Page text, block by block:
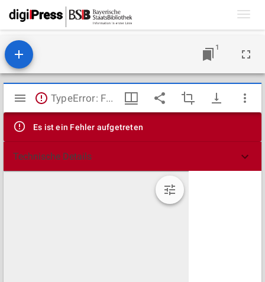
1
Mirador
Viewer
TypeError: Failed to fetch
Es ist ein Fehler aufgetreten
Technische Details